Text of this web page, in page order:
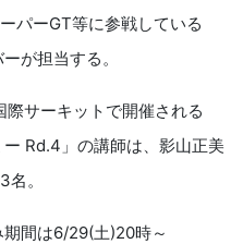
パーGT等に参戦している
が担当する。
サーキットで開催される
ー Rd.4」の講師は、影山正美
。
間は6/29(土)20時～